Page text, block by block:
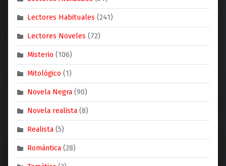
Lectores Habituales (241)
Lectores Noveles (72)
Misterio (106)
Mitológico (1)
Novela Negra (90)
Novela realista (8)
Realista (5)
Romántica (28)